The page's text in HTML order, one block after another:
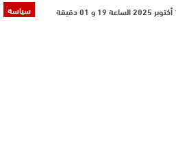
سياسة